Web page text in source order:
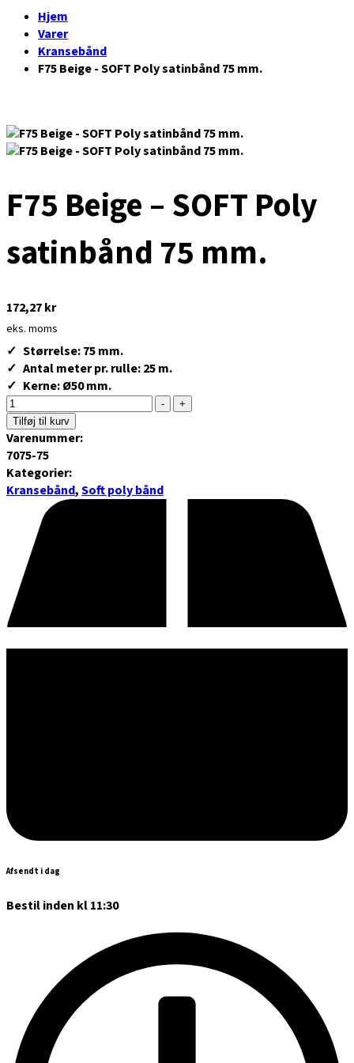
Hjem
Varer
Kransebånd
F75 Beige - SOFT Poly satinbånd 75 mm.
F75 Beige – SOFT Poly
satinbånd 75 mm.
172,27kr
eks. moms
Størrelse: 75 mm.
Antal meter pr. rulle: 25 m.
Kerne: Ø50 mm.
-
+
Tilføj til kurv
Varenummer:
7075-75
Kategorier:
Kransebånd,Soft poly bånd
Afsendt i dag
Bestil inden kl 11:30